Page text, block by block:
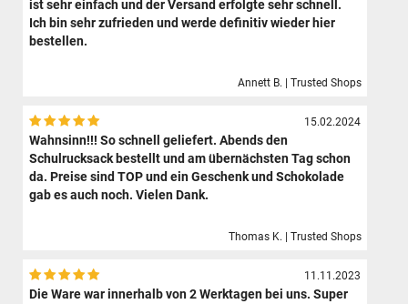
ist sehr einfach und der Versand erfolgte sehr schnell.
Ich bin sehr zufrieden und werde definitiv wieder hier
bestellen.
Annett B. | Trusted Shops
15.02.2024
Wahnsinn!!! So schnell geliefert. Abends den
Schulrucksack bestellt und am übernächsten Tag schon
da. Preise sind TOP und ein Geschenk und Schokolade
gab es auch noch. Vielen Dank.
Thomas K. | Trusted Shops
11.11.2023
Die Ware war innerhalb von 2 Werktagen bei uns. Super